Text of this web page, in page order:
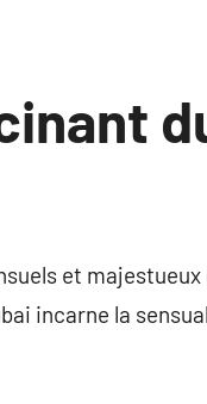
et
incarne la